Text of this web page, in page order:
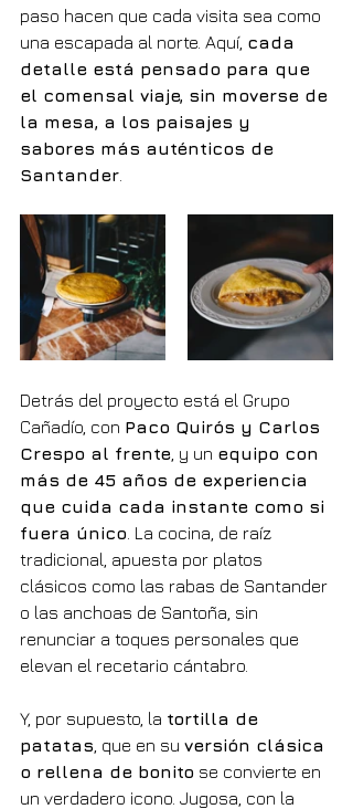
paso hacen que cada visita sea como
una escapada al norte. Aquí, cada
detalle está pensado para que
el comensal viaje, sin moverse de
la mesa, a los paisajes y
sabores más auténticos de
Santander
Detrás del proyecto está el Grupo
Cañadío, con Paco Quirós y Carlos
Crespo al frente , y un equipo con
más de 45 años de experiencia
que cuida cada instante como si
fuera único . La cocina, de raíz
tradicional, apuesta por platos
clásicos como las rabas de Santander
o las anchoas de Santoña, sin
renunciar a toques personales que
elevan el recetario cántabro.
Y, por supuesto, la tortilla de
patatas , que en su versión clásica
o rellena de bonito se convierte en
un verdadero icono. Jugosa, con la